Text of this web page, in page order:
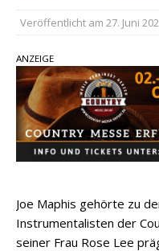
Vergleich
„Choosin‘
aller Zeiten
pez
Talks“ –
Veröffentlicht am 27. Juni
ANZEIGE
Joe Maphis gehörte zu
Instrumentalisten der
seiner Frau Rose Lee